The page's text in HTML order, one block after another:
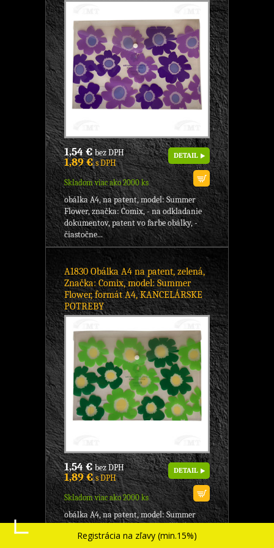
1,54 €bez DPH
1,89 €s DPH
Skladom viac ako 2000 ks
DETAIL
obálka A4, na patent, model: Summer
Flower, značka: Comix, - na odkladanie
dokumentov, patent vo farbe obálky, -
čiastočne...
A1830 Obálka A4 na patent, zelená,
Značka: Comix, model: Summer
Flower, formát A4, KANCELÁRSKE
POTREBY
1,54 €bez DPH
1,89 €s DPH
Skladom viac ako 2000 ks
DETAIL
obálka A4, na patent, model: Summer
Flower, značka: Comix, - na odkladanie
dokumentov, patent vo farbe obálky, -
Registrácia na zľavy (min.15%)